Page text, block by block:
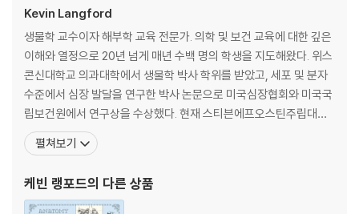
피부와 털, 손발톱│피부에 양보하세요
피부의 구조와 기능│피부가 장난이 아닌데?
피부의 질병과 장애│피부를 위협하는 적들
4장 뼈: 내 몸을 세우는 단단한 기둥
근골격계│누구나 해골 한 벌은 갖고 있다
팔다리뼈와 관절│삐거덕삐거덕 움직이는 팔다리
5장 근육: 밀고 당기며 움직이는 몸
Kevin Langford
생물학 교수이자 해부학 교육 전문가. 의학 및 보건 교육에 대한 깊은
이해와 열정으로 20년 넘게 매년 수백 명의 학생을 지도해왔다. 위스
콘신대학교 의과대학에서 생물학 박사 학위를 받았고, 세포 및 분자
수준에서 심장 발달을 연구한 박사 논문으로 미국심장협회와 미국국
립보건원에서 연구상을 수상했다. 현재 스티븐에프오스틴주립대학
교(SFA) 생물학과 부교수이자, 예비보건 전문직 교육 프로그램 책임
자로 재직하고 있다. 저자의 강의는 학생들 사이에서 꾸준히 훌륭하
미국 의료·보건 현장에서 활약하고 있다. 해부학 교육에 대한
펼쳐보기
케빈 랭포드의 다른 상품